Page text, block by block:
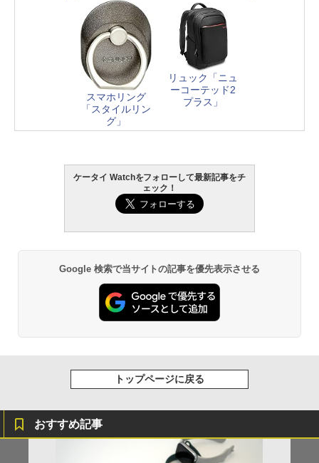
スマホリング
「スタイルリン
グ」
リュック「ニュ
ーコーテッド2
プラス」
ケータイ Watchをフォローして最新記事をチ
ェック！
Google 検索で当サイトの記事を優先表示させる
トップページに戻る
おすすめ記事